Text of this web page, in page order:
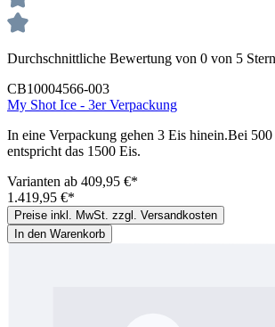
Durchschnittliche Bewertung von 0 von 5
CB10004566-003
My Shot Ice - 3er Verpackung
In eine Verpackung gehen 3 Eis hinein.Bei
entspricht das 1500 Eis.
Varianten ab 409,95 €*
1.419,95 €*
Preise inkl. MwSt. zzgl. Versandkosten
In den Warenkorb